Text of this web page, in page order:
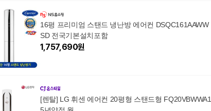
16평 프리미엄 스탠드 냉난방 에어컨 DSQC161AAWW
SD 전국기본설치포함
1,757,690원
[렌탈] LG 휘센 에어컨 20평형 스탠드형 FQ20VBWWA1